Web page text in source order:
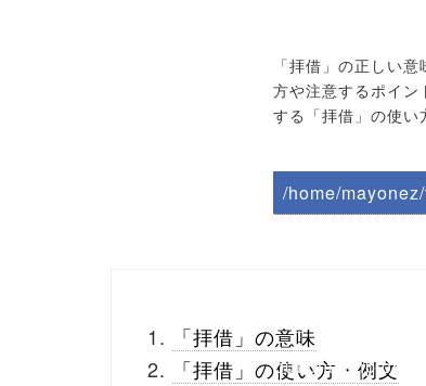
「拝借」の正しい
方や注意するポイン
する「拝借」の使い
/home/
_theme/parts/
buttons.php on
「拝借」の意味
「拝借」の使い方・例文